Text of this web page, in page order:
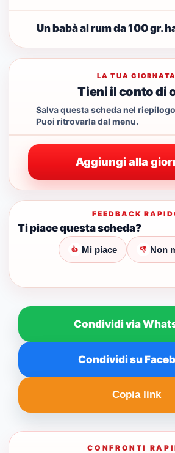
Un babà al rum da 100 gr.
LA TUA GIORNATA
Tieni il conto di
Salva questa scheda nel
Puoi ritrovarla dal menu.
Aggiungi alla
FEEDBACK
Ti piace questa scheda?
👍 Mi piace 👎 Non
Condividi via
Condividi su
Copia link
CONFRONTI